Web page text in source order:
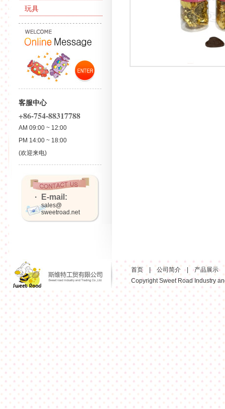
玩具
客服中心
+86-754-88317788
AM 09:00 ~ 12:00
PM 14:00 ~ 18:00
(欢迎来电)
· E-mail:
sales@
sweetroad.net
首页 | 公司简介 |产品展示
Copyright Sweet Road Industry